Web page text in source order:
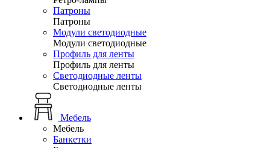
Патроны
Патроны
Модули светодиодные
Модули светодиодные
Профиль для ленты
Профиль для ленты
Светодиодные ленты
Светодиодные ленты
Мебель
Мебель
Банкетки